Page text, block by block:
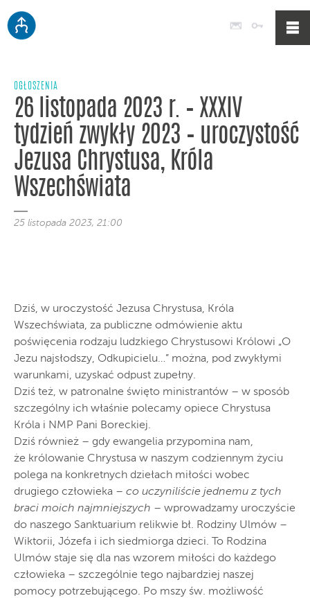
Poczta
OGŁOSZENIA
26 listopada 2023 r. – XXXIV
tydzień zwykły 2023 – uroczystość
Jezusa Chrystusa, Króla
Wszechświata
25 listopada 2023, 21:00
Dziś, w uroczystość Jezusa Chrystusa, Króla
Wszechświata, za publiczne odmówienie aktu
poświęcenia rodzaju ludzkiego Chrystusowi Królowi „O
Jezu najsłodszy, Odkupicielu…” można, pod zwykłymi
warunkami, uzyskać odpust zupełny.
Dziś też, w patronalne święto ministrantów – w sposób
szczególny ich właśnie polecamy opiece Chrystusa
Króla i NMP Pani Boreckiej.
Dziś również – gdy ewangelia przypomina nam,
że królowanie Chrystusa w naszym codziennym życiu
polega na konkretnych dziełach miłości wobec
drugiego człowieka – co uczyniliście jednemu z tych
braci moich najmniejszych – wprowadzamy uroczyście
do naszego Sanktuarium relikwie bł. Rodziny Ulmów –
Wiktorii, Józefa i ich siedmiorga dzieci. To Rodzina
Ulmów staje się dla nas wzorem miłości do każdego
człowieka – szczególnie tego najbardziej naszej
pomocy potrzebującego. Po mszy św. możliwość